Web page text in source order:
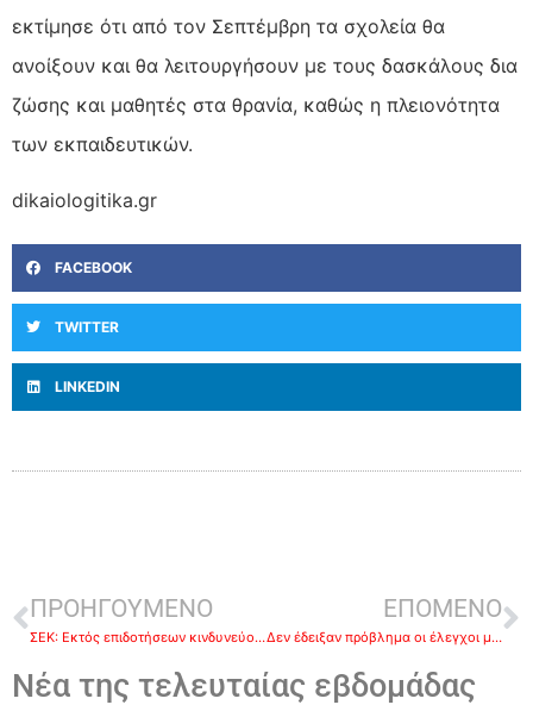
εκτίμησε ότι από τον Σεπτέμβρη τα σχολεία θα
ανοίξουν και θα λειτουργήσουν με τους δασκάλους δια
ζώσης και μαθητές στα θρανία, καθώς η πλειονότητα
των εκπαιδευτικών.
dikaiologitika.gr
FACEBOOK
TWITTER
LINKEDIN
ΠΡΟΗΓΟΥΜΕΝΟ
ΣΕΚ: Εκτός επιδοτήσεων κινδυνεύουν να μείνουν χιλιάδες αγρότες και κτηνοτρόφοι
ΕΠΟΜΕΝΟ
Δεν έδειξαν πρόβλημα οι έλεγχοι με rapid test το Σαββατοκύριακο
Νέα της τελευταίας εβδομάδας